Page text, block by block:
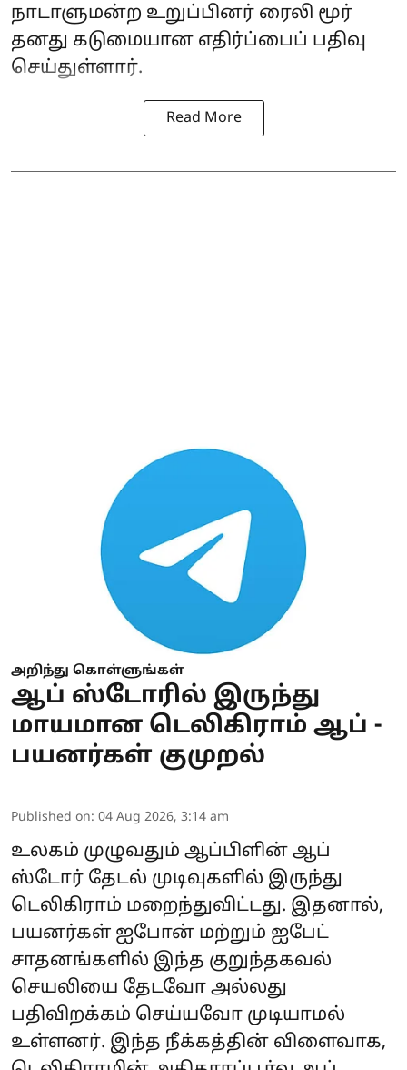
நாடாளுமன்ற உறுப்பினர் ரைலி மூர்
தனது கடுமையான எதிர்ப்பைப் பதிவு
செய்துள்ளார்.
Read More
அறிந்து கொள்ளுங்கள்
ஆப் ஸ்டோரில் இருந்து
மாயமான டெலிகிராம் ஆப் -
பயனர்கள் குமுறல்
Published on: 04 Aug 2026, 3:14 am
உலகம் முழுவதும் ஆப்பிளின் ஆப்
ஸ்டோர் தேடல் முடிவுகளில் இருந்து
டெலிகிராம் மறைந்துவிட்டது. இதனால்,
பயனர்கள் ஐபோன் மற்றும் ஐபேட்
சாதனங்களில் இந்த குறுந்தகவல்
செயலியை தேடவோ அல்லது
பதிவிறக்கம் செய்யவோ முடியாமல்
உள்ளனர். இந்த நீக்கத்தின் விளைவாக,